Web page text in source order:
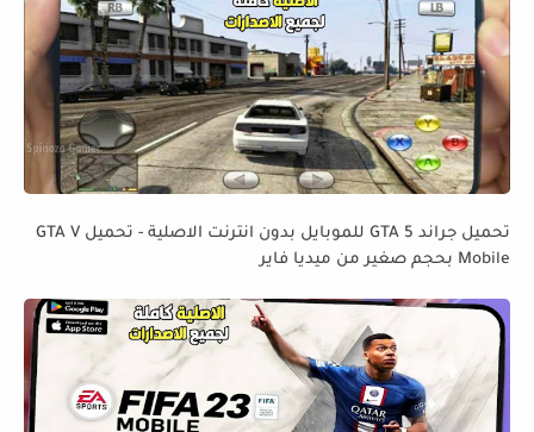
تحميل جراند GTA 5 للموبايل بدون انترنت الاصلية - تحميل GTA V
Mobile بحجم صغير من ميديا فاير